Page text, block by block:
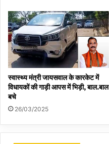
स्वास्थ्य मंत्री जायसवाल के कारकेट में
विधायकों की गाड़ी आपस में भिड़ी, बाल.बाल
बचे
26/03/2025